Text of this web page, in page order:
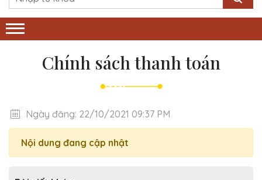
Chính sách thanh toán
Ngày đăng: 22/10/2021 09:37 PM
Nội dung đang cập nhật